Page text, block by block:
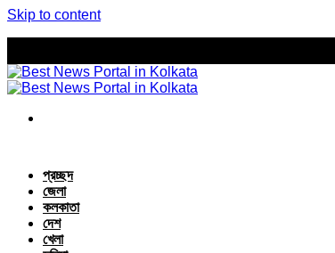
Skip to content
প্রচ্ছদ
জেলা
কলকাতা
দেশ
খেলা